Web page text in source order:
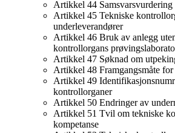
Artikkel 44 Samsvarsvurdering
Artikkel 45 Tekniske
underleverandører
Artikkel 46 Bruk av anlegg
kontrollorgans
Artikkel 47 Søknad om
Artikkel 48 Framgangsmåte
Artikkel 49
kontrollorganer
Artikkel 50 Endringer av
Artikkel 51 Tvil om tekniske
kompetanse